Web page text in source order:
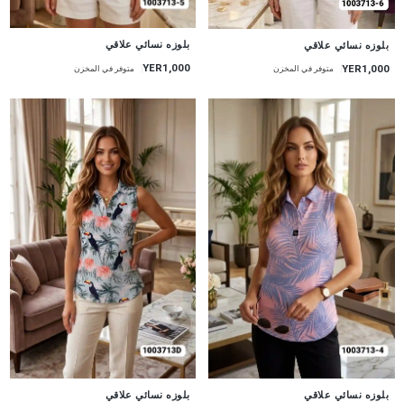
بلوزه نسائي علاقي
YER1,000 متوفر في المخزن
جديد
بلوزه نسائي علاقي
YER1,000 متوفر في المخزن
بلوزه نسائي علاقي بلوزه نسائي علاقي